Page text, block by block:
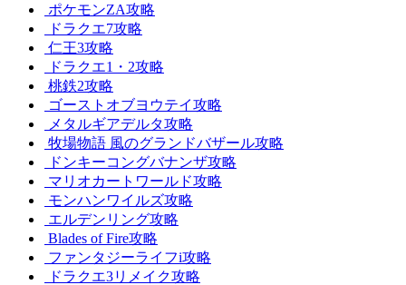
ポケモンZA攻略
ドラクエ7攻略
仁王3攻略
ドラクエ1・2攻略
桃鉄2攻略
ゴーストオブヨウテイ攻略
メタルギアデルタ攻略
牧場物語 風のグランドバザール攻略
ドンキーコングバナンザ攻略
マリオカートワールド攻略
モンハンワイルズ攻略
エルデンリング攻略
Blades of Fire攻略
ファンタジーライフi攻略
ドラクエ3リメイク攻略